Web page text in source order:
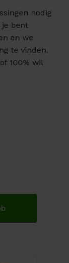
nodig
bent
en we
te vinden.
100% wil